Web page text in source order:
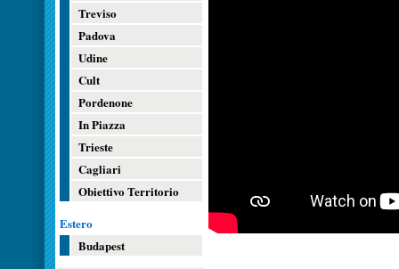
Treviso
Padova
Udine
Cult
Pordenone
In Piazza
Trieste
Cagliari
Obiettivo Territorio
Estero
Budapest